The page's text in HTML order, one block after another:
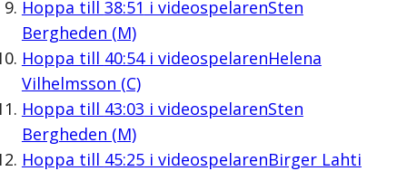
Hoppa till 38:51 i videospelarenSten
Bergheden (M)
Hoppa till 40:54i videospelarenHelena
Vilhelmsson (C)
Hoppa till 43:03 i videospelarenSten
Bergheden (M)
Hoppa till 45:25i videospelarenBirger Lahti